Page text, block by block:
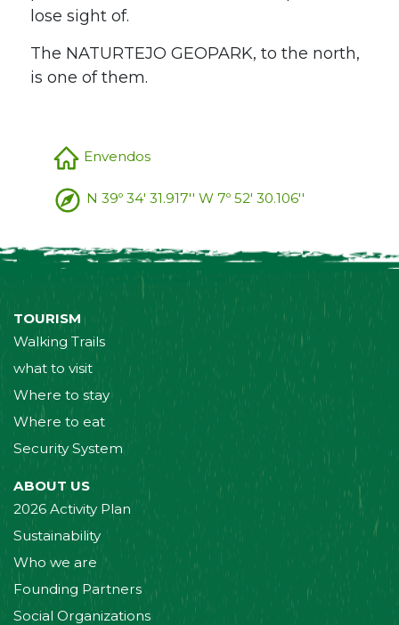
lose sight of.
The NATURTEJO GEOPARK, to the north,
is one of them.
Envendos
N 39º 34' 31.917'' W 7º 52' 30.106''
TOURISM
Walking Trails
what to visit
Where to stay
Where to eat
Security System
ABOUT US
2026 Activity Plan
Sustainability
Who we are
Founding Partners
Social Organizations